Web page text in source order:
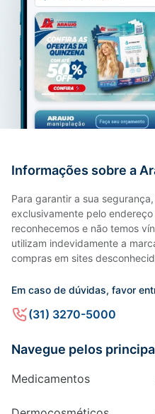
Informações sobre a
Para garantir a sua
exclusivamente pelo endereço
reconhecemos e não temos
utilizam indevidamente a
compras em sites
Em caso de dúvidas, favor
(31) 3270-5000
Navegue pelos
Medicamentos